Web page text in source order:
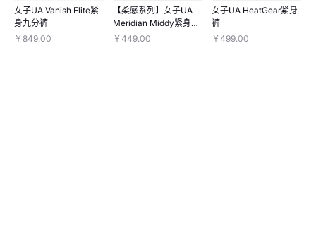
女子UA Vanish Elite紧
身九分裤
￥849.00
【柔感系列】女子UA
Meridian Middy紧身短
裤
￥449.00
女子UA HeatGear紧身
裤
￥499.00